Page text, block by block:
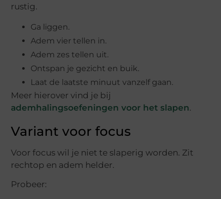
rustig.
Ga liggen.
Adem vier tellen in.
Adem zes tellen uit.
Ontspan je gezicht en buik.
Laat de laatste minuut vanzelf gaan.
Meer hierover vind je bij
ademhalingsoefeningen voor het slapen.
Variant voor focus
Voor focus wil je niet te slaperig worden. Zit
rechtop en adem helder.
Probeer: